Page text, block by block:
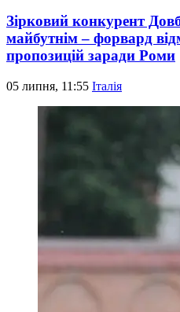
Зірковий конкурент
майбутнім – форвард
пропозицій заради Роми
05 липня, 11:55 Італія